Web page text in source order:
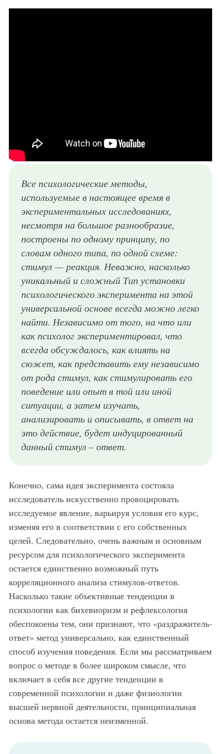
Все психологические методы,
используемые в настоящее время в
экспериментальных исследованиях,
несмотря на большое разнообразие,
построены по одному принципу, по
словам одного типа, по одной схеме:
стимул — реакция. Неважно, насколько
уникальный и сложный Тип установки
психологического эксперимента на этой
универсальной основе всегда можно легко
найти. Независимо от того, на что или
как психолог экспериментировал, что
всегда обсуждалось, как влиять на
сюжет, как представить ему независимо
от рода стимул, как стимулировать его
поведение или опыт в той или иной
ситуации, а затем изучать,
анализировать и описывать, в ответ на
это действие, будет индуцированный
данный стимул – ответ.
Конечно, сама идея эксперимента состояла
исследователь искусственно провоцировать
исследуемое явление, варьируя условия его курс,
изменяя его в соответствии с его собственных
целей. Следовательно, очень важным и основным
ресурсом для психологического эксперимента
остается единственно возможный путь
корреляционного анализа стимулов-ответов.
Насколько такие объективные тенденции в
психологии как бихевиоризм и рефлексология
обеспокоены тем, они признают, что «раздражитель-
ответ» метод универсально, как единственный
способ изучения поведения. Если мы рассматриваем
вопрос о методе в более широком смысле, что
включает в себя все другие тенденции в
современной психологии и даже физиологии
высшей нервной деятельности, принципиальная
основа метода остается неизменной.